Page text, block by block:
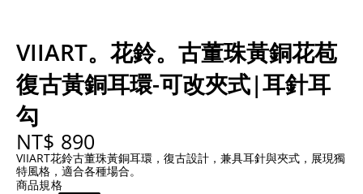
VIIART。花鈴。古董珠黃銅花苞
復古黃銅耳環-可改夾式|耳針耳
勾
NT$ 890
VIIART花鈴古董珠黃銅耳環，復古設計，兼具耳針與夾式，展現獨
特風格，適合各種場合。
商品規格